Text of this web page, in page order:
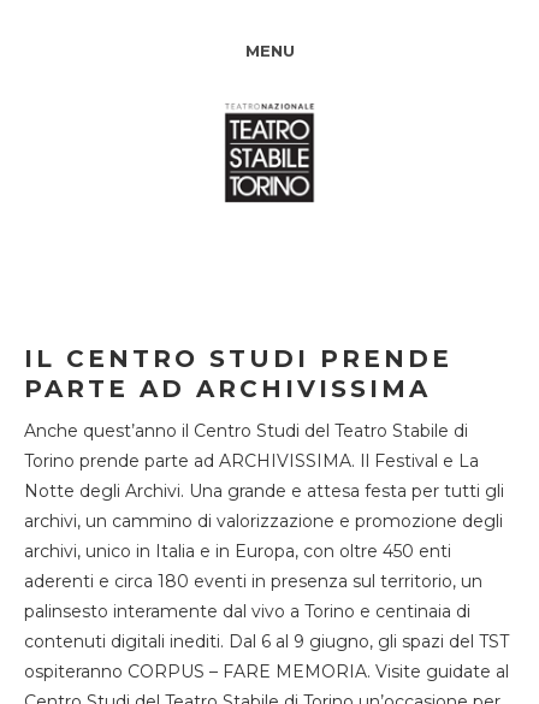
MENU
IL CENTRO STUDI PRENDE
PARTE AD ARCHIVISSIMA
Anche quest’anno il Centro Studi del Teatro Stabile di
Torino prende parte ad ARCHIVISSIMA. Il Festival e La
Notte degli Archivi. Una grande e attesa festa per tutti gli
archivi, un cammino di valorizzazione e promozione degli
archivi, unico in Italia e in Europa, con oltre 450 enti
aderenti e circa 180 eventi in presenza sul territorio, un
palinsesto interamente dal vivo a Torino e centinaia di
contenuti digitali inediti. Dal 6 al 9 giugno, gli spazi del TST
ospiteranno CORPUS – FARE MEMORIA. Visite guidate al